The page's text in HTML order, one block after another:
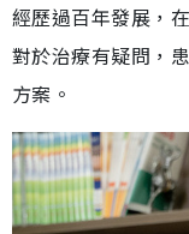
經歷過百年發展，
對於治療有疑問，
方案。